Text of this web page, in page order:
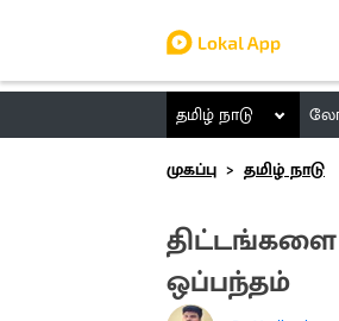
தமிழ் நாடு
முகப்பு
தமிழ் நாடு
ஒப்பந்தம்